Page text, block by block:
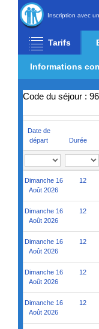
Inscription avec
Tarifs
Informations
Code du séjour :
Date de
départ
Durée
Dimanche 16
Août 2026
12
Dimanche 16
Août 2026
12
Dimanche 16
Août 2026
12
Dimanche 16
Août 2026
12
Dimanche 16
Août 2026
12